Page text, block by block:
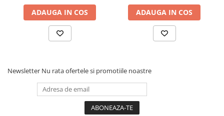
ADAUGA IN COS ADAUGA IN COS
Newsletter Nu rata ofertele si promotiile noastre